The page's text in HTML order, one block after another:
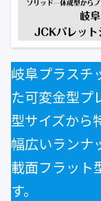
会社案内
岐阜プラスチ
た可変金型プ
型サイズから
幅広いランナ
載面フラット
す。